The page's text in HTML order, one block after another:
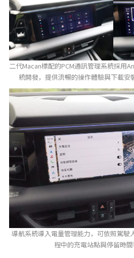
二代Macan標配的PCM通訊管理系統採用
統開發，提供流暢的操作體驗與下載安
導航系統導入電量管理能力，可依照駕駛
程中的充電站點與停留時間